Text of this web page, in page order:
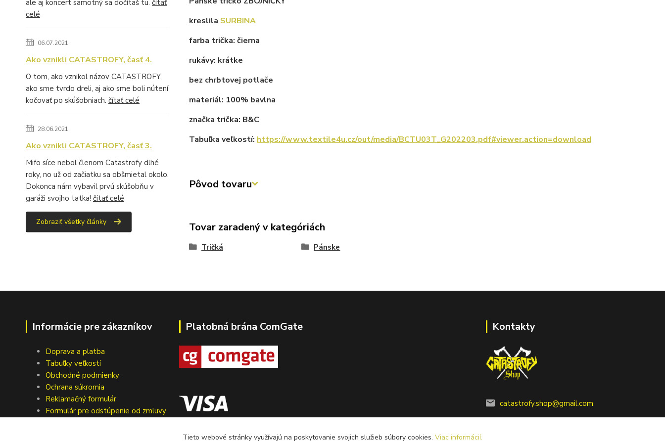
ale aj koncert samotný sa dočítaš tu. čítať
celé
06.07.2021
Ako vznikli CATASTROFY, časť 4.
O tom, ako vznikol názov CATASTROFY,
ako sme tvrdo dreli, aj ako sme boli nútení
kočovať po skúšobniach. čítať celé
28.06.2021
Ako vznikli CATASTROFY, časť 3.
Mifo síce nebol členom Catastrofy dlhé
roky, no už od začiatku sa obšmietal okolo.
Dokonca nám vybavil prvú skúšobňu v
garáži svojho tatka! čítať celé
Zobraziť všetky články
kreslila SURBINA
farba trička: čierna
rukávy: krátke
bez chrbtovej potlače
materiál: 100% bavlna
značka trička: B&C
Tabuľka veľkostí: https://www.textile4u.cz/out/media/BCTU03T_G202203.pdf#viewer.action=download
Pôvod tovaru
Tovar zaradený v kategóriách
Tričká Pánske
Informácie pre zákazníkov
Doprava a platba
Tabuľky veľkostí
Obchodné podmienky
Ochrana súkromia
Reklamačný formulár
Formulár pre odstúpenie od zmluvy
Platobná brána ComGate Kontakty
catastrofy.shop@gmail.com
Tieto webové stránky využívajú na poskytovanie svojich služieb súbory cookies. Viac informácií.